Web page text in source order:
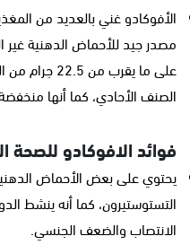
الأفوكادو غني بالعديد من
مصدر جيد للأحماض الدهنية غير
على ما يقرب
الصنف الأحادي، كما أنها
فوائد الافوكادو للصحة
يحتوي على بعض الأحماض
التستوستيرون، كما أنه ينشط
الانتصاب والضعف الجنسي.